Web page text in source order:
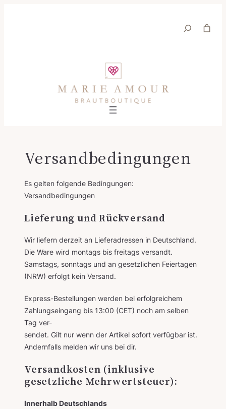
Suche
Versandbedingungen
Es gelten folgende Bedingungen:
Versandbedingungen
Lieferung und Rückversand
Wir liefern derzeit an Lieferadressen in Deutschland.
Die Ware wird montags bis freitags versandt.
Samstags, sonntags und an gesetzlichen Feiertagen
(NRW) erfolgt kein Versand.
Express-Bestellungen werden bei erfolgreichem
Zahlungseingang bis 13:00 (CET) noch am selben
Tag ver-
sendet. Gilt nur wenn der Artikel sofort verfügbar ist.
Andernfalls melden wir uns bei dir.
Versandkosten (inklusive
gesetzliche Mehrwertsteuer):
Innerhalb Deutschlands